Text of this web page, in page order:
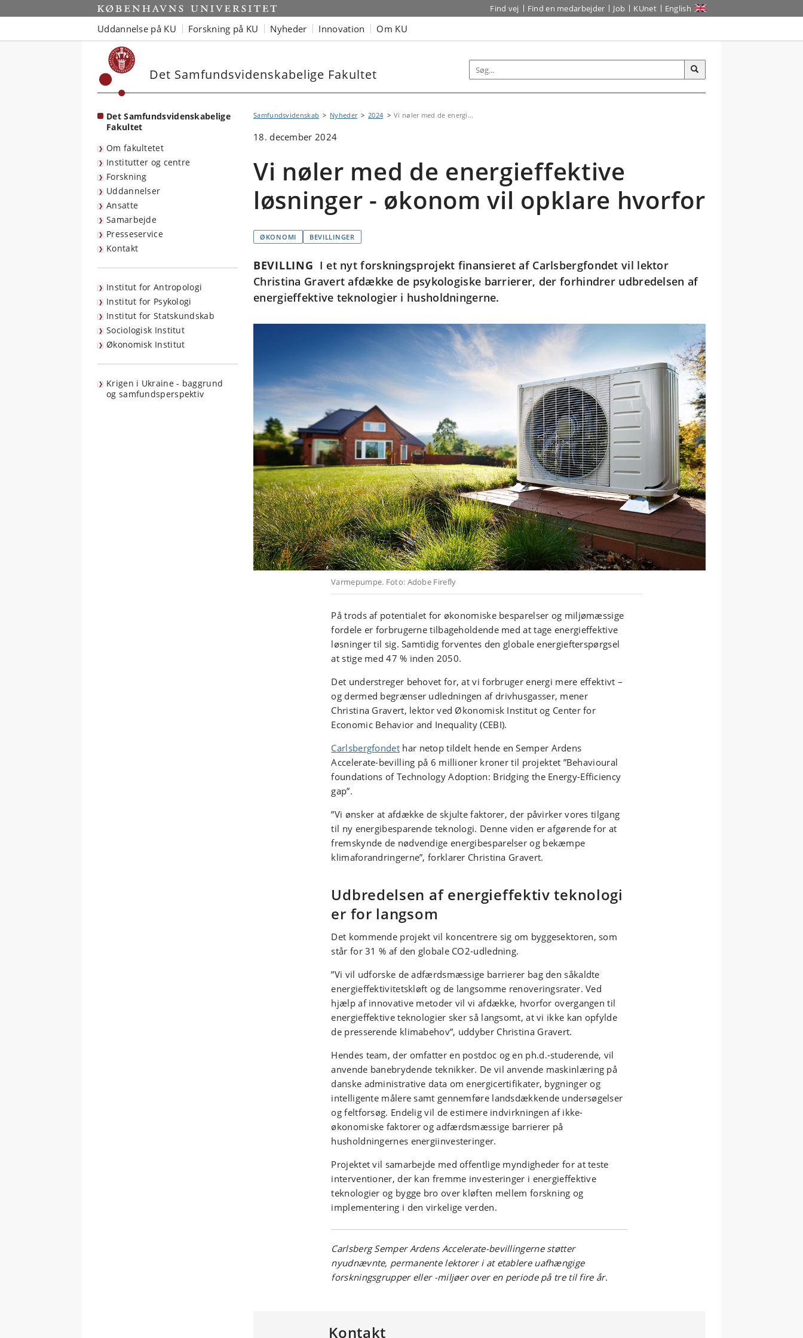
Start Find vej Find en medarbejder Job KUnet English
Uddannelse på KU Forskning på KU Nyheder Innovation Om KU
Det Samfundsvidenskabelige Fakultet
Det Samfundsvidenskabelige
Fakultet
Om fakultetet
Institutter og centre
Forskning
Uddannelser
Ansatte
Samarbejde
Presseservice
Kontakt
Institut for Antropologi
Institut for Psykologi
Institut for Statskundskab
Sociologisk Institut
Økonomisk Institut
Krigen i Ukraine - baggrund
og samfundsperspektiv
Samfundsvidenskab Nyheder 2024 Vi nøler med de energi...
18. december 2024
Vi nøler med de energieffektive
løsninger - økonom vil opklare hvorfor
ØKONOMI BEVILLINGER
BEVILLING I et nyt forskningsprojekt finansieret af Carlsbergfondet vil lektor
Christina Gravert afdække de psykologiske barrierer, der forhindrer udbredelsen af
energieffektive teknologier i husholdningerne.
Varmepumpe. Foto: Adobe Firefly
På trods af potentialet for økonomiske besparelser og miljømæssige
fordele er forbrugerne tilbageholdende med at tage energieffektive
løsninger til sig. Samtidig forventes den globale energiefterspørgsel
at stige med 47 % inden 2050.
Det understreger behovet for, at vi forbruger energi mere effektivt –
og dermed begrænser udledningen af drivhusgasser, mener
Christina Gravert, lektor ved Økonomisk Institut og Center for
Economic Behavior and Inequality (CEBI).
Carlsbergfondet har netop tildelt hende en Semper Ardens
Accelerate-bevilling på 6 millioner kroner til projektet ”Behavioural
foundations of Technology Adoption: Bridging the Energy-Efficiency
gap”.
”Vi ønsker at afdække de skjulte faktorer, der påvirker vores tilgang
til ny energibesparende teknologi. Denne viden er afgørende for at
fremskynde de nødvendige energibesparelser og bekæmpe
klimaforandringerne”, forklarer Christina Gravert.
Udbredelsen af energieffektiv teknologi
er for langsom
Det kommende projekt vil koncentrere sig om byggesektoren, som
står for 31 % af den globale CO2-udledning.
”Vi vil udforske de adfærdsmæssige barrierer bag den såkaldte
energieffektivitetskløft og de langsomme renoveringsrater. Ved
hjælp af innovative metoder vil vi afdække, hvorfor overgangen til
energieffektive teknologier sker så langsomt, at vi ikke kan opfylde
de presserende klimabehov”, uddyber Christina Gravert.
Hendes team, der omfatter en postdoc og en ph.d.-studerende, vil
anvende banebrydende teknikker. De vil anvende maskinlæring på
danske administrative data om energicertifikater, bygninger og
intelligente målere samt gennemføre landsdækkende undersøgelser
og feltforsøg. Endelig vil de estimere indvirkningen af ikke-
økonomiske faktorer og adfærdsmæssige barrierer på
husholdningernes energiinvesteringer.
Projektet vil samarbejde med offentlige myndigheder for at teste
interventioner, der kan fremme investeringer i energieffektive
teknologier og bygge bro over kløften mellem forskning og
implementering i den virkelige verden.
Carlsberg Semper Ardens Accelerate-bevillingerne støtter
nyudnævnte, permanente lektorer i at etablere uafhængige
forskningsgrupper eller -miljøer over en periode på tre til fire år.
Kontakt